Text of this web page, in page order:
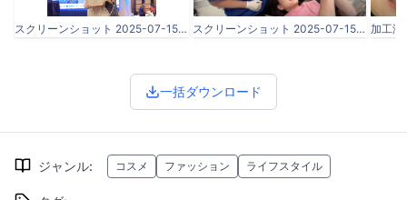
スクリーンショット 2025-07-15 085504.png スクリーンショット 2025-07-15 085312.png
一括ダウンロード
ジャンル: コスメ ファッション ライフスタイル